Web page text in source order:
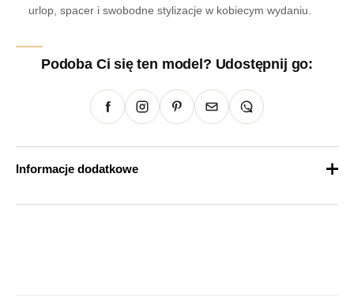
urlop, spacer i swobodne stylizacje w kobiecym wydaniu.
Podoba Ci się ten model? Udostępnij go:
Informacje dodatkowe